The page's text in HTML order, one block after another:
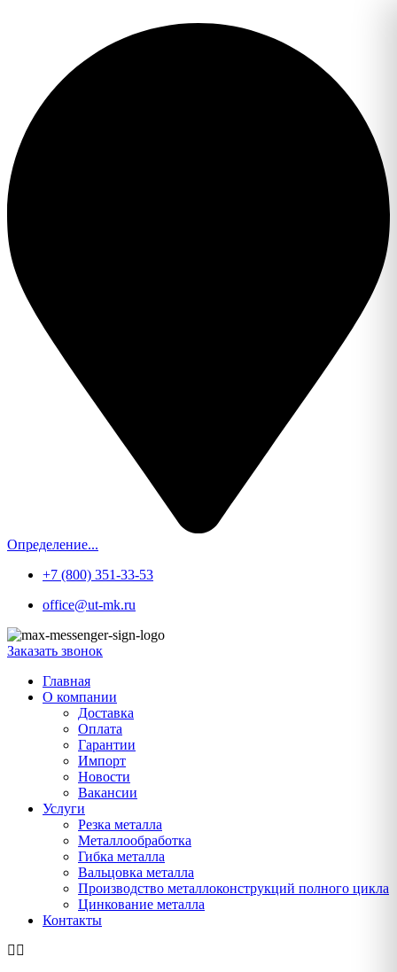
Определение...
+7 (800) 351-33-53
office@ut-mk.ru
Заказать звонок
Главная
О компании
Доставка
Оплата
Гарантии
Импорт
Новости
Вакансии
Услуги
Резка металла
Металлообработка
Гибка металла
Вальцовка металла
Производство металлоконструкций полного цикла
Цинкование металла
Контакты